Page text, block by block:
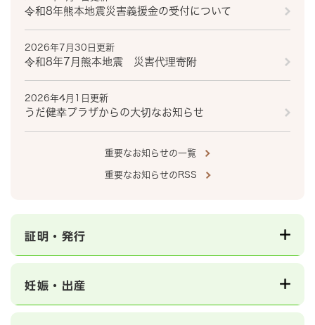
令和8年熊本地震災害義援金の受付について
2026年7月30日更新
令和8年7月熊本地震 災害代理寄附
2026年4月1日更新
うだ健幸プラザからの大切なお知らせ
重要なお知らせの一覧
重要なお知らせのRSS
証明・発行
妊娠・出産